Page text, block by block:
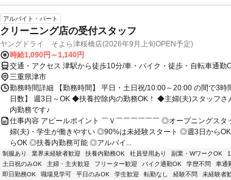
アルバイト・パート
クリーニング店の受付スタッフ
ヤングドライ そよら津桜橋店(2026年9月上旬OPEN予定)
時給1,090円～1,140円
交通・アクセス 津駅から徒歩10分/車・バイク・徒歩・自転車通勤
三重県津市
勤務時間詳細 【勤務時間】 平日・土日祝/10:00～20:00 の間で3時
日数】 週3日～OK ◆扶養控除内の勤務OK！ ◆主婦(夫)スタッフさ
内勤務です♪
仕事内容 アピールポイント ￣Ｖ￣￣￣￣￣￣ ◎オープニングス
婦(夫)・学生が働きやすい ◎90%は未経験スタート ◎週3日から
らOK ◎扶養内勤務可能 ◎アルバイ...
制服あり 業界未経験者歓迎 扶養内勤務OK 社員登用あり 副業・WワークOK
土日祝のみOK
主婦・主夫歓迎 フリーター歓迎 バイク通勤OK 学歴不問
車通
即日勤務OK
職場見学可 平日のみOK 学生歓迎 転勤なし 経験不問 未経験者